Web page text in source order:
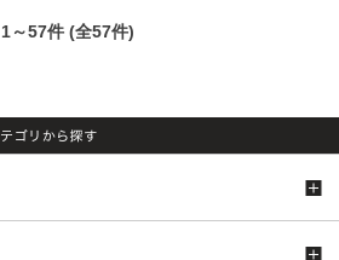
1～57件 (全57件)